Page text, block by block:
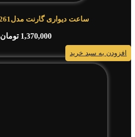
ساعت دیواری گارنت مدل5261سایز60cm
1,370,000 تومان
افزودن به سبد خرید